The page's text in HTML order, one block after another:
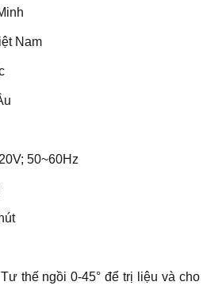
Nam
50~60Hz
thế ngồi 0-45° để trị liệu và cho